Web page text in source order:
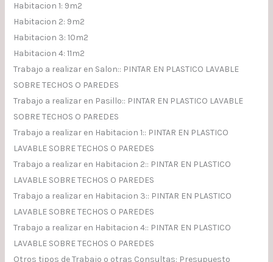
Habitacion 1: 9m2
Habitacion 2: 9m2
Habitacion 3: 10m2
Habitacion 4: 11m2
Trabajo a realizar en Salon:: PINTAR EN PLASTICO LAVABLE
SOBRE TECHOS O PAREDES
Trabajo a realizar en Pasillo:: PINTAR EN PLASTICO LAVABLE
SOBRE TECHOS O PAREDES
Trabajo a realizar en Habitacion 1:: PINTAR EN PLASTICO
LAVABLE SOBRE TECHOS O PAREDES
Trabajo a realizar en Habitacion 2:: PINTAR EN PLASTICO
LAVABLE SOBRE TECHOS O PAREDES
Trabajo a realizar en Habitacion 3:: PINTAR EN PLASTICO
LAVABLE SOBRE TECHOS O PAREDES
Trabajo a realizar en Habitacion 4:: PINTAR EN PLASTICO
LAVABLE SOBRE TECHOS O PAREDES
Otros tipos de Trabajo o otras Consultas: Presupuesto